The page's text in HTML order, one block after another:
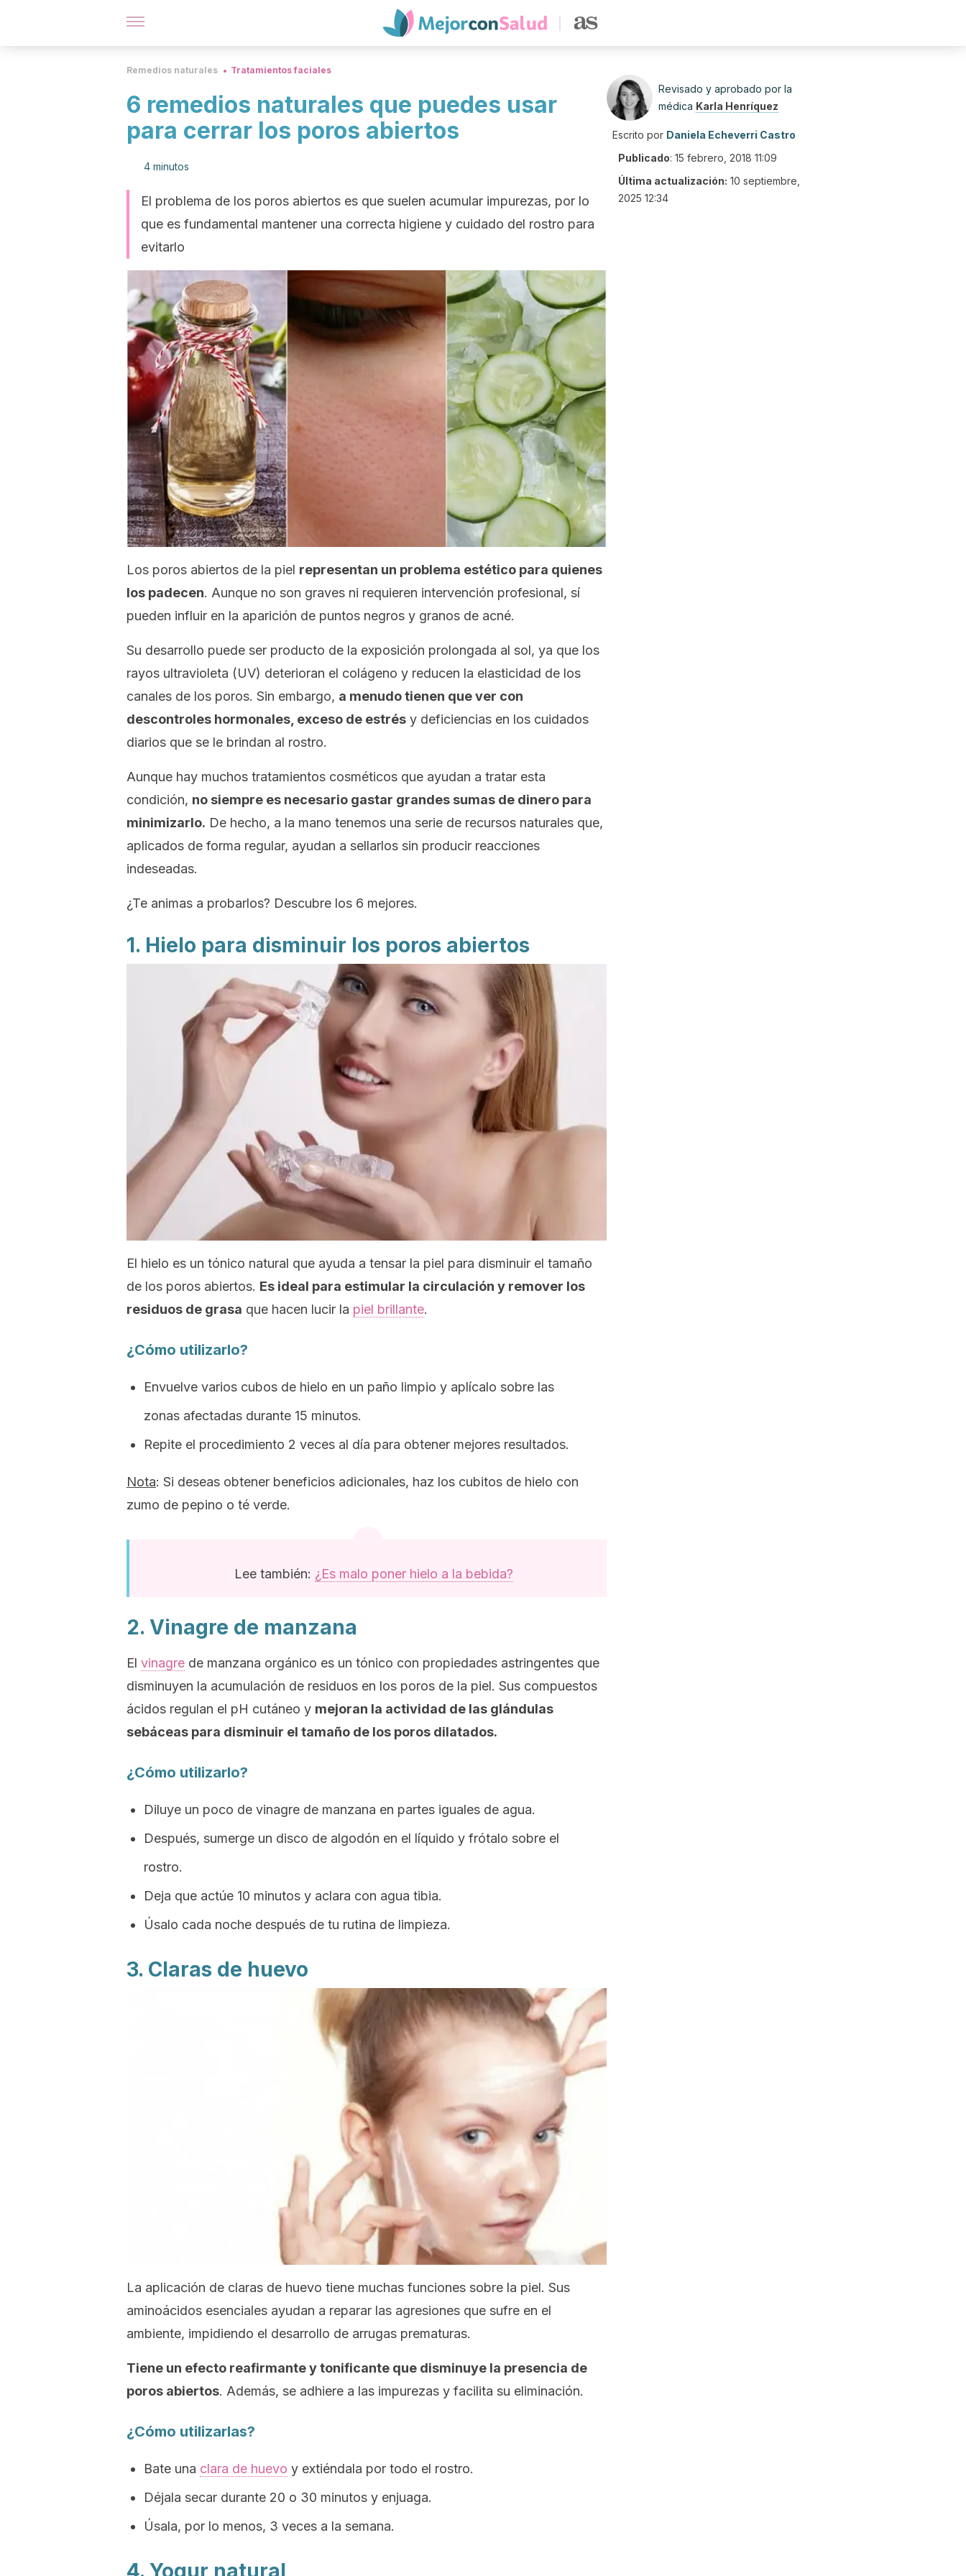
Remedios naturales Tratamientos faciales
6 remedios naturales que puedes usar
para cerrar los poros abiertos
4 minutos
El problema de los poros abiertos es que suelen acumular impurezas, por lo
que es fundamental mantener una correcta higiene y cuidado del rostro para
evitarlo
Los poros abiertos de la piel representan un problema estético para quienes
los padecen. Aunque no son graves ni requieren intervención profesional, sí
pueden influir en la aparición de puntos negros y granos de acné.
Su desarrollo puede ser producto de la exposición prolongada al sol, ya que los
rayos ultravioleta (UV) deterioran el colágeno y reducen la elasticidad de los
canales de los poros. Sin embargo, a menudo tienen que ver con
descontroles hormonales, exceso de estrés y deficiencias en los cuidados
diarios que se le brindan al rostro.
Aunque hay muchos tratamientos cosméticos que ayudan a tratar esta
condición, no siempre es necesario gastar grandes sumas de dinero para
minimizarlo. De hecho, a la mano tenemos una serie de recursos naturales que,
aplicados de forma regular, ayudan a sellarlos sin producir reacciones
indeseadas.
¿Te animas a probarlos? Descubre los 6 mejores.
1. Hielo para disminuir los poros abiertos
El hielo es un tónico natural que ayuda a tensar la piel para disminuir el tamaño
de los poros abiertos. Es ideal para estimular la circulación y remover los
residuos de grasa que hacen lucir la piel brillante.
¿Cómo utilizarlo?
Envuelve varios cubos de hielo en un paño limpio y aplícalo sobre las
zonas afectadas durante 15 minutos.
Repite el procedimiento 2 veces al día para obtener mejores resultados.
Nota: Si deseas obtener beneficios adicionales, haz los cubitos de hielo con
zumo de pepino o té verde.
Lee también: ¿Es malo poner hielo a la bebida?
2. Vinagre de manzana
El vinagre de manzana orgánico es un tónico con propiedades astringentes que
disminuyen la acumulación de residuos en los poros de la piel. Sus compuestos
ácidos regulan el pH cutáneo y mejoran la actividad de las glándulas
sebáceas para disminuir el tamaño de los poros dilatados.
¿Cómo utilizarlo?
Diluye un poco de vinagre de manzana en partes iguales de agua.
Después, sumerge un disco de algodón en el líquido y frótalo sobre el
rostro.
Deja que actúe 10 minutos y aclara con agua tibia.
Úsalo cada noche después de tu rutina de limpieza.
3. Claras de huevo
La aplicación de claras de huevo tiene muchas funciones sobre la piel. Sus
aminoácidos esenciales ayudan a reparar las agresiones que sufre en el
ambiente, impidiendo el desarrollo de arrugas prematuras.
Tiene un efecto reafirmante y tonificante que disminuye la presencia de
poros abiertos. Además, se adhiere a las impurezas y facilita su eliminación.
¿Cómo utilizarlas?
Bate una clara de huevo y extiéndala por todo el rostro.
Déjala secar durante 20 o 30 minutos y enjuaga.
Úsala, por lo menos, 3 veces a la semana.
4. Yogur natural
Revisado y aprobado por la
médica Karla Henríquez
Escrito por Daniela Echeverri Castro
Publicado: 15 febrero, 2018 11:09
Última actualización: 10 septiembre,
2025 12:34